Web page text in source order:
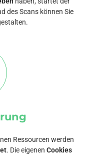
des Scans können Sie
Ressourcen werden
. Die eigenen Cookies